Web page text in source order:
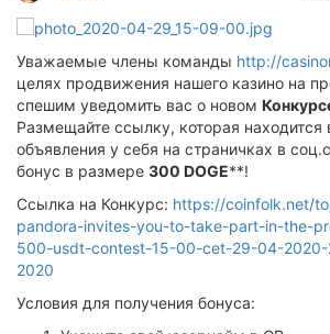
Уважаемые члены команды http://
целях продвижения нашего казино на
спешим уведомить вас о новом
Размещайте ссылку, которая находится
объявления у себя на страничках в
бонус в размере 300 DOGE**!
Ссылка на Конкурс: https://coinfolk.net/
pandora-invites-you-to-take-part-in-the-
500-usdt-contest-15-00-cet-29-04-
2020
Условия для получения бонуса: